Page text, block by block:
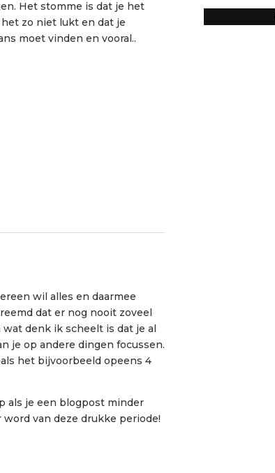
Het stomme is dat je het
zo niet lukt en dat je
moet vinden en vooral..
wil alles en daarmee
dat er nog nooit zoveel
denk ik scheelt is dat je al
je op andere dingen focussen.
het bijvoorbeeld opeens 4
als je een blogpost minder
van deze drukke periode!